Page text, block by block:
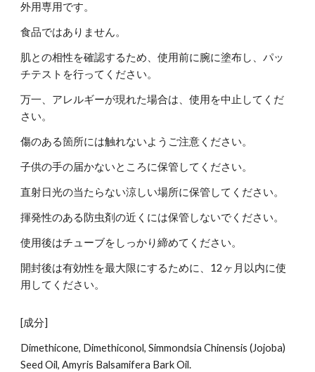
外用専用です。
食品ではありません。
肌との相性を確認するため、使用前に腕に塗布し、パッ
チテストを行ってください。
万一、アレルギーが現れた場合は、使用を中止してくだ
さい。
傷のある箇所には触れないようご注意ください。
子供の手の届かないところに保管してください。
直射日光の当たらない涼しい場所に保管してください。
揮発性のある防虫剤の近くには保管しないでください。
使用後はチューブをしっかり締めてください。
開封後は有効性を最大限にするために、12ヶ月以内に使
用してください。
[成分]
Dimethicone, Dimethiconol, Simmondsia Chinensis (Jojoba)
Seed Oil, Amyris Balsamifera Bark Oil.